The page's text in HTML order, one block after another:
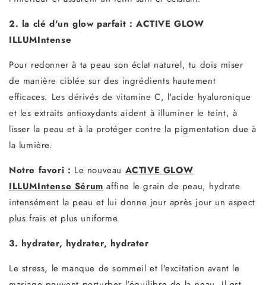
2. la clé d'un glow parfait : ACTIVE GLOW
ILLUMIntense
Pour redonner à ta peau son éclat naturel, tu dois miser
de manière ciblée sur des ingrédients hautement
efficaces. Les dérivés de vitamine C, l'acide hyaluronique
et les extraits antioxydants aident à illuminer le teint, à
lisser la peau et à la protéger contre la pigmentation due à
la lumière.
Notre favori : Le nouveau ACTIVE GLOW
ILLUMIntense Sérum affine le grain de peau, hydrate
intensément la peau et lui donne jour après jour un aspect
plus frais et plus uniforme.
3. hydrater, hydrater, hydrater
Le stress, le manque de sommeil et l'excitation avant le